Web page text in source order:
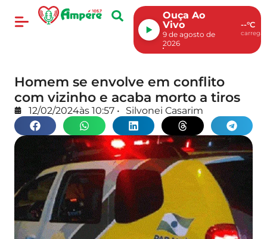
Ouça Ao
Vivo
9 de agosto de
2026
--°C
Homem se envolve em conflito
com vizinho e acaba morto a tiros
12/02/2024às 10:57 • Silvonei Casarim